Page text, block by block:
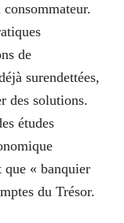
de
surendettées,
des solutions.
études
« banquier
du Trésor.